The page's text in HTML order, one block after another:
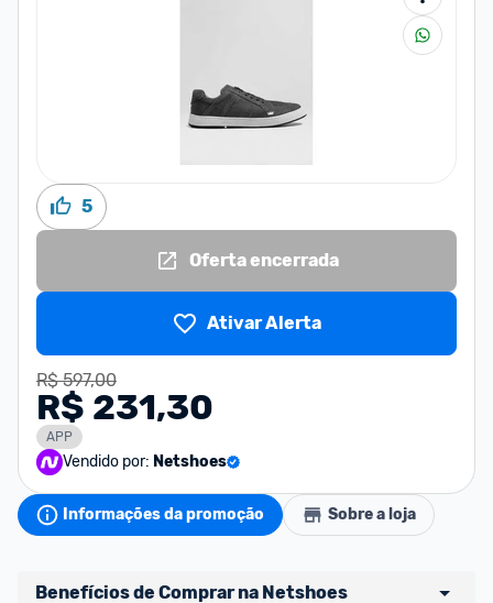
5
Oferta encerrada
Ativar Alerta
R$ 597,00
R$ 231,30
APP
Vendido por: Netshoes
Informações da promoção Sobre a loja
Benefícios de Comprar na Netshoes